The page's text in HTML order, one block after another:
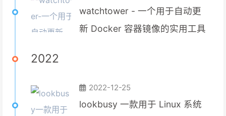
watchtower - 一个用于自动更
新 Docker 容器镜像的实用工具
2022
2022-12-25
lookbusy 一款用于 Linux 系统